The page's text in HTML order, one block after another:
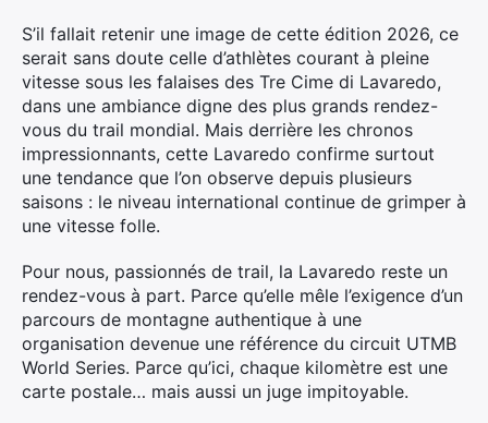
S’il fallait retenir une image de cette édition 2026, ce
serait sans doute celle d’athlètes courant à pleine
vitesse sous les falaises des Tre Cime di Lavaredo,
dans une ambiance digne des plus grands rendez-
vous du trail mondial. Mais derrière les chronos
impressionnants, cette Lavaredo confirme surtout
une tendance que l’on observe depuis plusieurs
saisons : le niveau international continue de grimper à
une vitesse folle.
Pour nous, passionnés de trail, la Lavaredo reste un
rendez-vous à part. Parce qu’elle mêle l’exigence d’un
parcours de montagne authentique à une
organisation devenue une référence du circuit UTMB
World Series. Parce qu’ici, chaque kilomètre est une
carte postale… mais aussi un juge impitoyable.